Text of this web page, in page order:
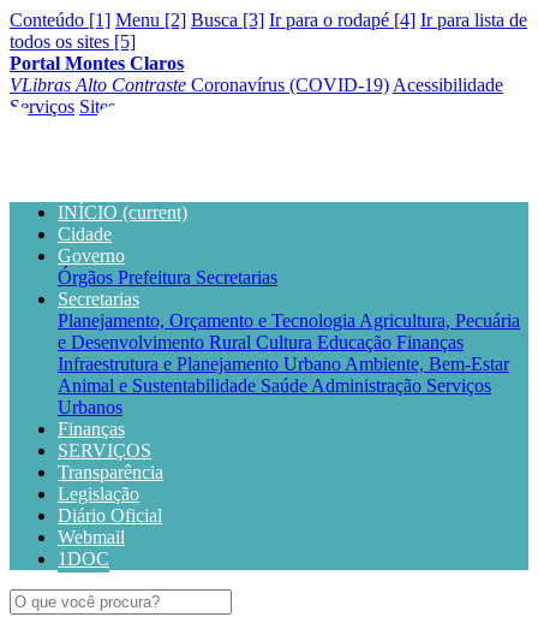
Conteúdo [1] Menu [2] Busca [3] Ir para o rodapé [4] Ir para lista de
todos os sites [5]
Portal Montes Claros
VLibras Alto Contraste Coronavírus (COVID-19) Acessibilidade
Serviços Sites
INÍCIO (current)
Cidade
Governo
Órgãos Prefeitura Secretarias
Secretarias
Planejamento, Orçamento e Tecnologia Agricultura, Pecuária
e Desenvolvimento Rural Cultura Educação Finanças
Infraestrutura e Planejamento Urbano Ambiente, Bem-Estar
Animal e Sustentabilidade Saúde Administração Serviços
Urbanos
Finanças
SERVIÇOS
Transparência
Legislação
Diário Oficial
Webmail
1DOC